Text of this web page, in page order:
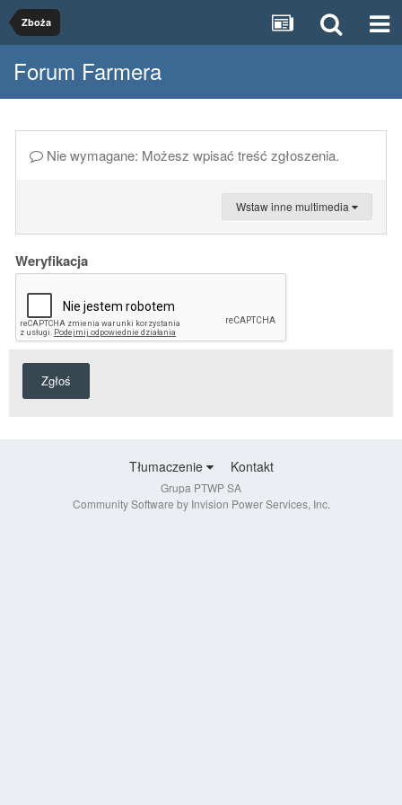
Zboża
Forum Farmera
Nie wymagane: Możesz wpisać treść zgłoszenia.
Wstaw inne multimedia
Weryfikacja
Zgłoś
Tłumaczenie Kontakt
Grupa PTWP SA
Community Software by Invision Power Services, Inc.